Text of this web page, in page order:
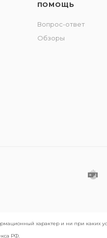
ПОМОЩЬ
Вопрос-ответ
Обзоры
характер и ни при
РФ.